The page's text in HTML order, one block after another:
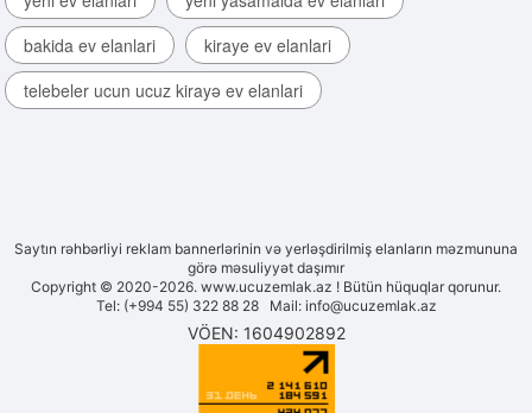
bakida ev elanlari
kiraye ev elanlari
telebeler ucun ucuz kirayə ev elanlari
Saytın rəhbərliyi reklam bannerlərinin və yerləşdirilmiş elanların məzmununa
görə məsuliyyət daşımır
Copyright © 2020-2026. www.ucuzemlak.az ! Bütün hüquqlar qorunur.
Tel: (+994 55) 322 88 28 Mail: info@ucuzemlak.az
VÖEN: 1604902892